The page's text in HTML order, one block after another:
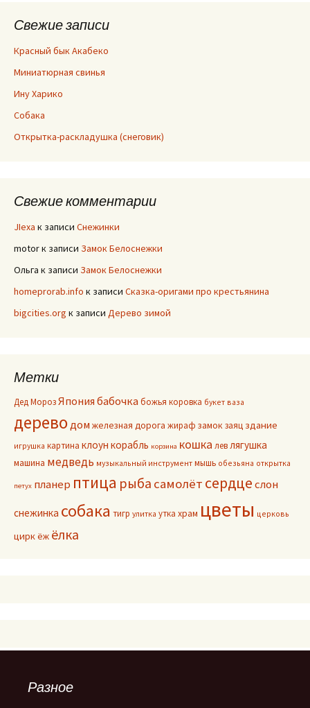
Свежие записи
Красный бык Акабеко
Миниатюрная свинья
Ину Харико
Собака
Открытка-раскладушка (снеговик)
Свежие комментарии
JIexa к записи Снежинки
motorк записи Замок Белоснежки
Ольга к записи Замок Белоснежки
homeprorab.info к записи Сказка-оригами про крестьянина
bigcities.org к записи Дерево зимой
Метки
Дед МорозЯпония бабочкабожья коровка букет ваза
дереводомжелезная дорога жираф замокзаяц здание
игрушка картина клоун корабль корзина кошка левлягушка
машина медведь музыкальный инструмент мышь обезьяна открытка
петух планер птица рыба самолёт сердцеслон
снежинка собака тигр улитка утка храм цветы церковь
циркёж ёлка
Разное